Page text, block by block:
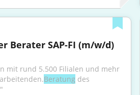
Berater SAP-FI (m/w/d)
mit rund 5.500 Filialen und mehr
Beratung des